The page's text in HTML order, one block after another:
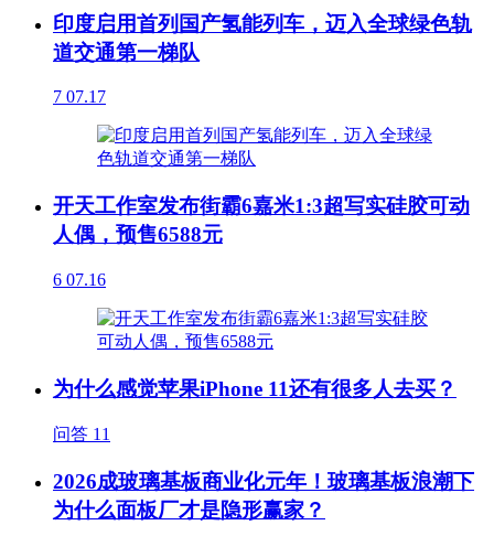
印度启用首列国产氢能列车，迈入全球绿色轨
道交通第一梯队
7 07.17
开天工作室发布街霸6嘉米1:3超写实硅胶可动
人偶，预售6588元
6 07.16
为什么感觉苹果iPhone 11还有很多人去买？
问答 11
2026成玻璃基板商业化元年！玻璃基板浪潮下
为什么面板厂才是隐形赢家？